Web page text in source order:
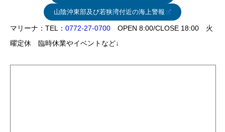
山陰沖東部及び若狭湾付近の海上警報
マリーナ：TEL： 0772-27-0700 OPEN 8:00/CLOSE 18:00 火
曜定休 臨時休業やイベントなど↓